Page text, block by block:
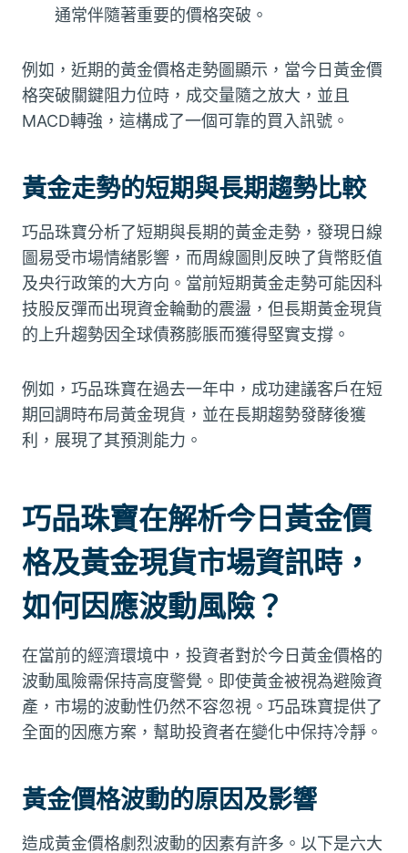
通常伴隨著重要的價格突破。
例如，近期的黃金價格走勢圖顯示，當今日黃金價
格突破關鍵阻力位時，成交量隨之放大，並且
MACD轉強，這構成了一個可靠的買入訊號。
黃金走勢的短期與長期趨勢比較
巧品珠寶分析了短期與長期的黃金走勢，發現日線
圖易受市場情緒影響，而周線圖則反映了貨幣貶值
及央行政策的大方向。當前短期黃金走勢可能因科
技股反彈而出現資金輪動的震盪，但長期黃金現貨
的上升趨勢因全球債務膨脹而獲得堅實支撐。
例如，巧品珠寶在過去一年中，成功建議客戶在短
期回調時布局黃金現貨，並在長期趨勢發酵後獲
利，展現了其預測能力。
巧品珠寶在解析今日黃金價
格及黃金現貨市場資訊時，
如何因應波動風險？
在當前的經濟環境中，投資者對於今日黃金價格的
波動風險需保持高度警覺。即使黃金被視為避險資
產，市場的波動性仍然不容忽視。巧品珠寶提供了
全面的因應方案，幫助投資者在變化中保持冷靜。
黃金價格波動的原因及影響
造成黃金價格劇烈波動的因素有許多。以下是六大